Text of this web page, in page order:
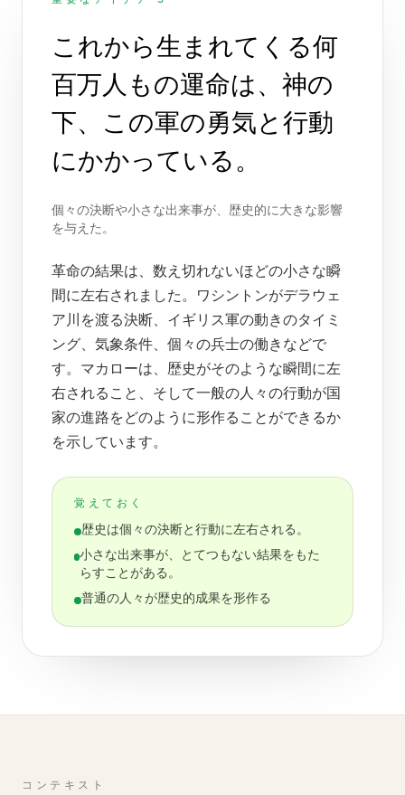
これから生まれてくる何
百万人もの運命は、神の
下、この軍の勇気と行動
にかかっている。
個々の決断や小さな出来事が、歴史的に大きな影響
を与えた。
革命の結果は、数え切れないほどの小さな瞬
間に左右されました。ワシントンがデラウェ
ア川を渡る決断、イギリス軍の動きのタイミ
ング、気象条件、個々の兵士の働きなどで
す。マカローは、歴史がそのような瞬間に左
右されること、そして一般の人々の行動が国
家の進路をどのように形作ることができるか
を示しています。
覚えておく
歴史は個々の決断と行動に左右される。
小さな出来事が、とてつもない結果をもた
らすことがある。
普通の人々が歴史的成果を形作る
コンテキスト